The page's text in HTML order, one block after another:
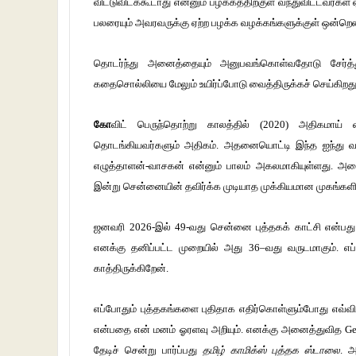
பலரையும் அவரவருக்கு ஏற்ற பழக்க வழக்கங்களுக்குள்
தொடர்ந்து அனைத்தையும் அனுபவங்கொள்வதோடு
கதைசொல்லியை மேலும் உயிர்ப்போடு வைத்திருக்கச்
கோவிட் பெருந்தொற்று காலத்தில் (2020) அதிகமாய்
தொடங்கியவர்களும் அதிகம். அதனையொட்டி இந்த ஐந்து
எழுத்தாளன்-வாசகன் என்னும் பாலம் அகலமாகியுள்ளது.
இன்று சென்னையின் தவிர்க்க முடியாத முக்கியமான
ஜனவரி 2026-இல் 49-வது சென்னை புத்தகக் காட்சி
எனக்கு தனிப்பட்ட முறையில் அது 36–வது
காத்திருக்கிறேன்.
எப்போதும் புத்தகங்களை புதிதாக எதிர்கொள்ளும்போது
என்பதை என் மனம் ஓரளவு அறியும். எனக்கு அனைத்துவித
தேடிச் சென்று பார்ப்பது தமிழ் காமிக்ஸ் புத்தக ஸ்டாலை.